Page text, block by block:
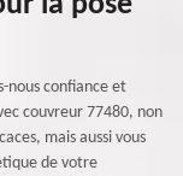
nous confiance et
couvreur 77480, non
mais aussi vous
de votre